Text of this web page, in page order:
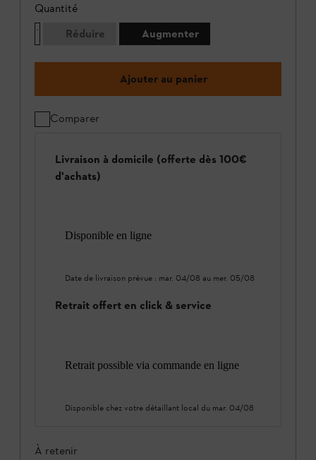
Quantité
Réduire
Augmenter
Ajouter au panier
Comparer
Livraison à domicile (offerte dès 100€
d'achats)
Disponible en ligne
Date de livraison prévue : mar. 04/08 au mer. 05/08
Retrait offert en click & service
Retrait possible via commande en ligne
Disponible chez votre détaillant local du mar. 04/08
À retenir